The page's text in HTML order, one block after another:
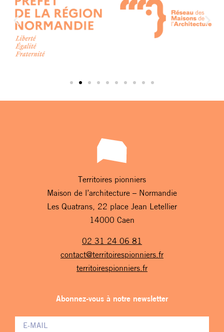
Territoires pionniers
Maison de l’architecture – Normandie
Les Quatrans, 22 place Jean Letellier
14000 Caen
02 31 24 06 81
contact@territoirespionniers.fr
territoirespionniers.fr
Abonnez-vous à notre newsletter